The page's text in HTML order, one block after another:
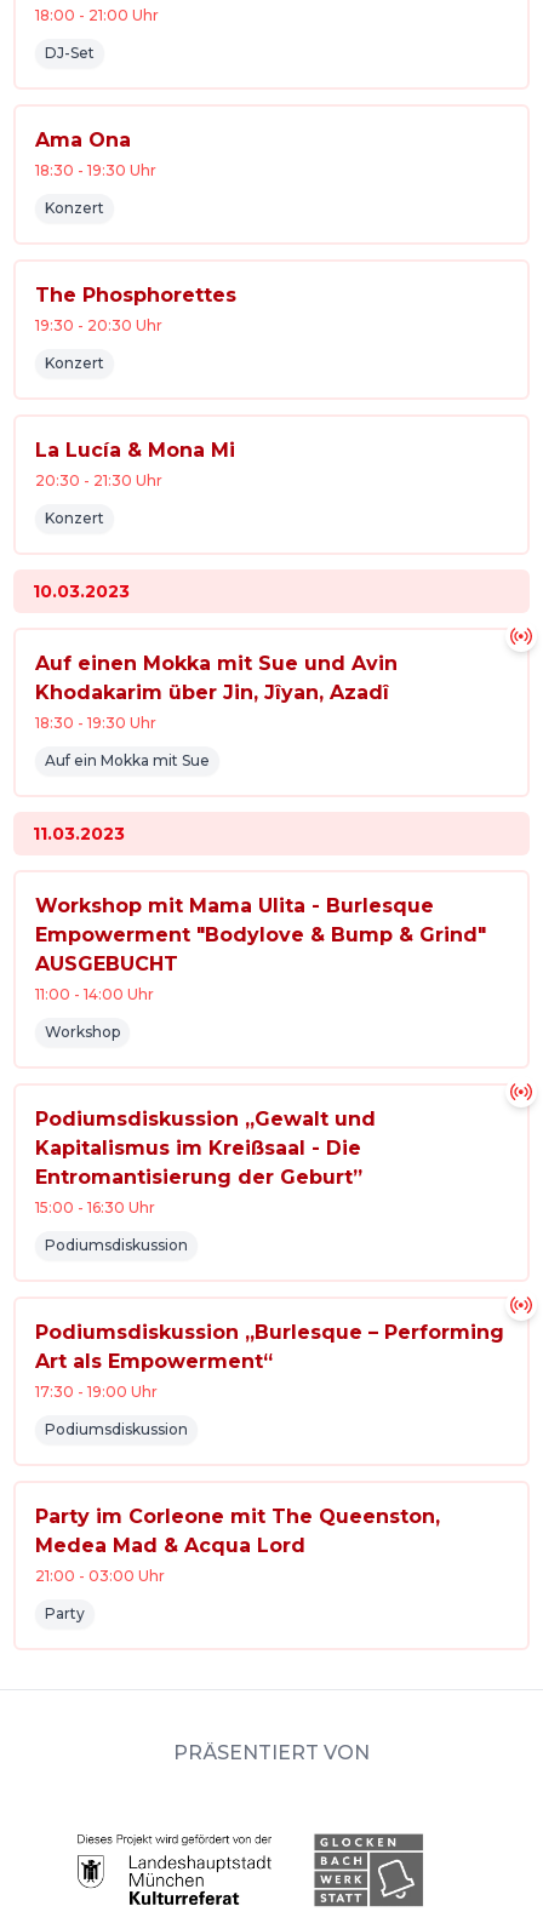
18:00 - 21:00 Uhr
DJ-Set
Ama Ona
18:30 -19:30 Uhr
Konzert
The Phosphorettes
19:30 - 20:30 Uhr
Konzert
La Lucía & Mona Mi
20:30 - 21:30 Uhr
Konzert
10.03.2023
Auf einen Mokka mit Sue und Avin
Khodakarim über Jin, Jîyan, Azadî
18:30 -19:30 Uhr
Auf ein Mokka mit Sue
11.03.2023
Workshop mit Mama Ulita - Burlesque
Empowerment "Bodylove & Bump & Grind"
AUSGEBUCHT
11:00 -14:00 Uhr
Workshop
Podiumsdiskussion „Gewalt und
Kapitalismus im Kreißsaal - Die
Entromantisierung der Geburt”
15:00 -16:30 Uhr
Podiumsdiskussion
Podiumsdiskussion „Burlesque – Performing
Art als Empowerment“
17:30 -19:00 Uhr
Podiumsdiskussion
Party im Corleone mit The Queenston,
Medea Mad & Acqua Lord
21:00 -03:00 Uhr
Party
PRÄSENTIERT VON